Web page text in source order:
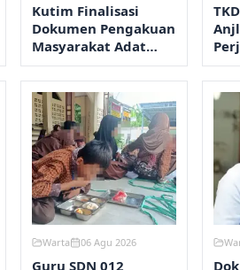
Kutim Finalisasi
Dokumen Pengakuan
Masyarakat Adat
Wehea
Warta 06 Agu 2026
Guru SDN 012